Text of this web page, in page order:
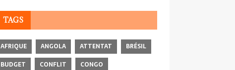
TAGS
AFRIQUE ANGOLA ATTENTAT
BRÉSIL
BUDGET
CONFLIT
CONGO